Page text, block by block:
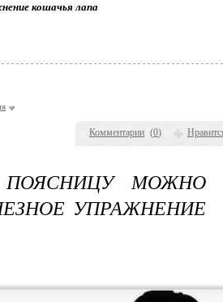
Комментарии (0)
кошачья лапа
ПОЯСНИЦУ МОЖНО
УПРАЖНЕНИЕ